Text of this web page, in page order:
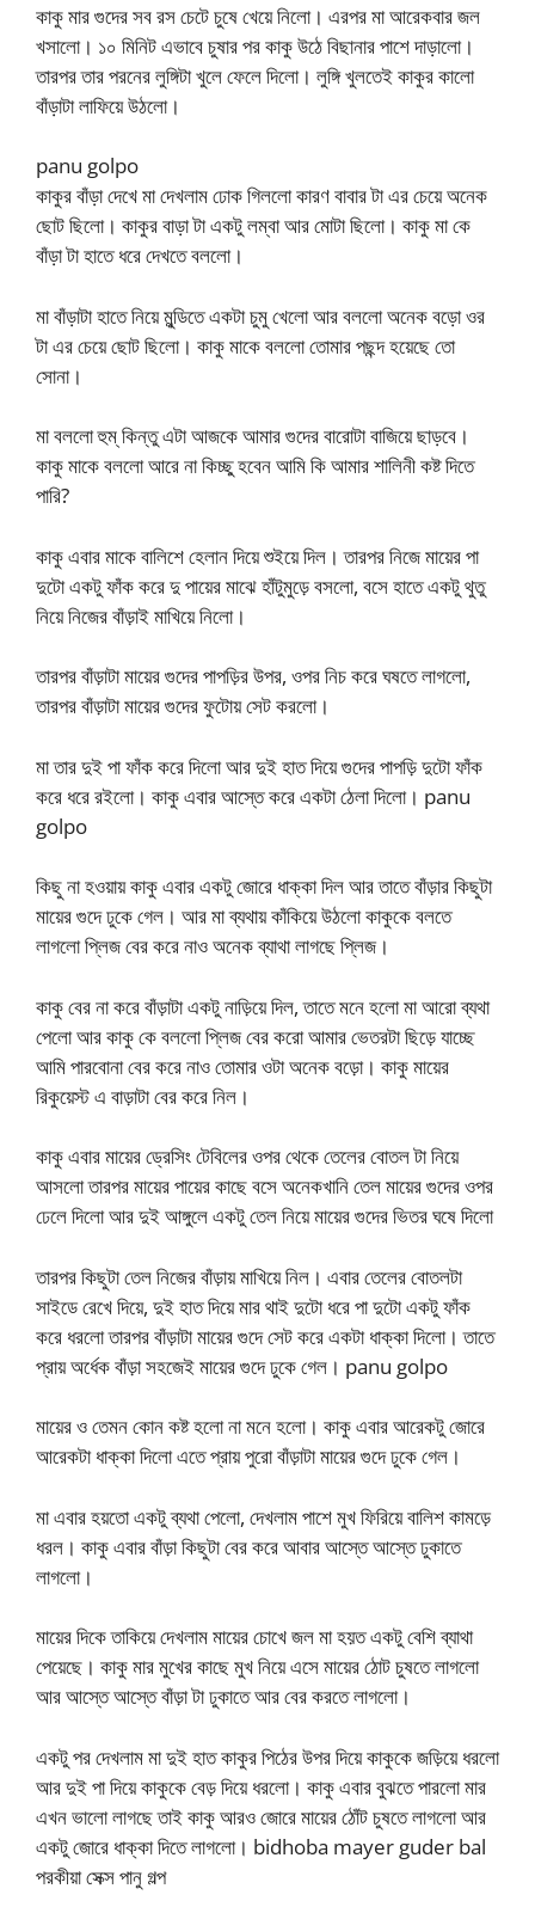
কাকু মার গুদের সব রস চেটে চুষে খেয়ে নিলো। এরপর মা আরেকবার জল
খসালো। ১০ মিনিট এভাবে চুষার পর কাকু উঠে বিছানার পাশে দাড়ালো।
তারপর তার পরনের লুঙ্গিটা খুলে ফেলে দিলো। লুঙ্গি খুলতেই কাকুর কালো
বাঁড়াটা লাফিয়ে উঠলো।
panu golpo
কাকুর বাঁড়া দেখে মা দেখলাম ঢোক গিললো কারণ বাবার টা এর চেয়ে অনেক
ছোট ছিলো। কাকুর বাড়া টা একটু লম্বা আর মোটা ছিলো। কাকু মা কে
বাঁড়া টা হাতে ধরে দেখতে বললো।
মা বাঁড়াটা হাতে নিয়ে মুন্ডিতে একটা চুমু খেলো আর বললো অনেক বড়ো ওর
টা এর চেয়ে ছোট ছিলো। কাকু মাকে বললো তোমার পছন্দ হয়েছে তো
সোনা।
মা বললো হুম্‌ কিন্তু এটা আজকে আমার গুদের বারোটা বাজিয়ে ছাড়বে।
কাকু মাকে বললো আরে না কিচ্ছু হবেন আমি কি আমার শালিনী কষ্ট দিতে
পারি?
কাকু এবার মাকে বালিশে হেলান দিয়ে শুইয়ে দিল। তারপর নিজে মায়ের পা
দুটো একটু ফাঁক করে দু পায়ের মাঝে হাঁটুমুড়ে বসলো, বসে হাতে একটু থুতু
নিয়ে নিজের বাঁড়াই মাখিয়ে নিলো।
তারপর বাঁড়াটা মায়ের গুদের পাপড়ির উপর, ওপর নিচ করে ঘষতে লাগলো,
তারপর বাঁড়াটা মায়ের গুদের ফুটোয় সেট করলো।
মা তার দুই পা ফাঁক করে দিলো আর দুই হাত দিয়ে গুদের পাপড়ি দুটো ফাঁক
করে ধরে রইলো। কাকু এবার আস্তে করে একটা ঠেলা দিলো। panu
golpo
কিছু না হওয়ায় কাকু এবার একটু জোরে ধাক্কা দিল আর তাতে বাঁড়ার কিছুটা
মায়ের গুদে ঢুকে গেল। আর মা ব্যথায় কাঁকিয়ে উঠলো কাকুকে বলতে
লাগলো প্লিজ বের করে নাও অনেক ব্যাথা লাগছে প্লিজ।
কাকু বের না করে বাঁড়াটা একটু নাড়িয়ে দিল, তাতে মনে হলো মা আরো ব্যথা
পেলো আর কাকু কে বললো প্লিজ বের করো আমার ভেতরটা ছিড়ে যাচ্ছে
আমি পারবোনা বের করে নাও তোমার ওটা অনেক বড়ো। কাকু মায়ের
রিকুয়েস্ট এ বাড়াটা বের করে নিল।
কাকু এবার মায়ের ড্রেসিং টেবিলের ওপর থেকে তেলের বোতল টা নিয়ে
আসলো তারপর মায়ের পায়ের কাছে বসে অনেকখানি তেল মায়ের গুদের ওপর
ঢেলে দিলো আর দুই আঙ্গুলে একটু তেল নিয়ে মায়ের গুদের ভিতর ঘষে দিলো
তারপর কিছুটা তেল নিজের বাঁড়ায় মাখিয়ে নিল। এবার তেলের বোতলটা
সাইডে রেখে দিয়ে, দুই হাত দিয়ে মার থাই দুটো ধরে পা দুটো একটু ফাঁক
করে ধরলো তারপর বাঁড়াটা মায়ের গুদে সেট করে একটা ধাক্কা দিলো। তাতে
প্রায় অর্ধেক বাঁড়া সহজেই মায়ের গুদে ঢুকে গেল। panu golpo
মায়ের ও তেমন কোন কষ্ট হলো না মনে হলো। কাকু এবার আরেকটু জোরে
আরেকটা ধাক্কা দিলো এতে প্রায় পুরো বাঁড়াটা মায়ের গুদে ঢুকে গেল।
মা এবার হয়তো একটু ব্যথা পেলো, দেখলাম পাশে মুখ ফিরিয়ে বালিশ কামড়ে
ধরল। কাকু এবার বাঁড়া কিছুটা বের করে আবার আস্তে আস্তে ঢুকাতে
লাগলো।
মায়ের দিকে তাকিয়ে দেখলাম মায়ের চোখে জল মা হয়ত একটু বেশি ব্যাথা
পেয়েছে। কাকু মার মুখের কাছে মুখ নিয়ে এসে মায়ের ঠোট চুষতে লাগলো
আর আস্তে আস্তে বাঁড়া টা ঢুকাতে আর বের করতে লাগলো।
একটু পর দেখলাম মা দুই হাত কাকুর পিঠের উপর দিয়ে কাকুকে জড়িয়ে ধরলো
আর দুই পা দিয়ে কাকুকে বেড় দিয়ে ধরলো। কাকু এবার বুঝতে পারলো মার
এখন ভালো লাগছে তাই কাকু আরও জোরে মায়ের ঠোঁট চুষতে লাগলো আর
একটু জোরে ধাক্কা দিতে লাগলো। bidhoba mayer guder bal
পরকীয়া সেক্স পানু গল্প